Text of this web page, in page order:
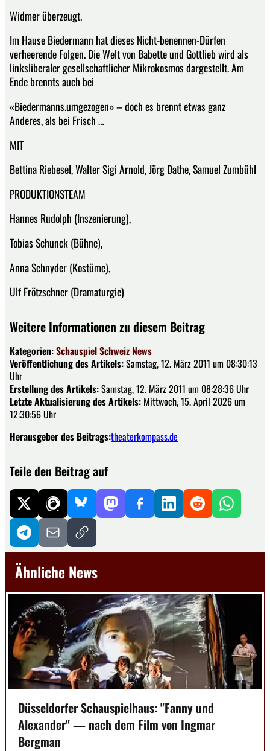
Widmer überzeugt.
Im Hause Biedermann hat dieses Nicht-benennen-Dürfen
verheerende Folgen. Die Welt von Babette und Gottlieb wird als
linksliberaler gesellschaftlicher Mikrokosmos dargestellt. Am
Ende brennts auch bei
«Biedermanns.umgezogen» – doch es brennt etwas ganz
Anderes, als bei Frisch …
MIT
Bettina Riebesel, Walter Sigi Arnold, Jörg Dathe, Samuel Zumbühl
PRODUKTIONSTEAM
Hannes Rudolph (Inszenierung),
Tobias Schunck (Bühne),
Anna Schnyder (Kostüme),
Ulf Frötzschner (Dramaturgie)
Weitere Informationen zu diesem Beitrag
Kategorien:SchauspielSchweiz News
Veröffentlichung des Artikels:Samstag, 12. März 2011 um 08:30:13
Uhr
Erstellung des Artikels:Samstag, 12. März 2011 um 08:28:36 Uhr
Letzte Aktualisierung des Artikels: Mittwoch, 15. April 2026 um
12:30:56 Uhr
Herausgeber des Beitrags:theaterkompass.de
Teile den Beitrag auf
Ähnliche News
Düsseldorfer Schauspielhaus: "Fanny und
Alexander" — nach dem Film von Ingmar
Bergman